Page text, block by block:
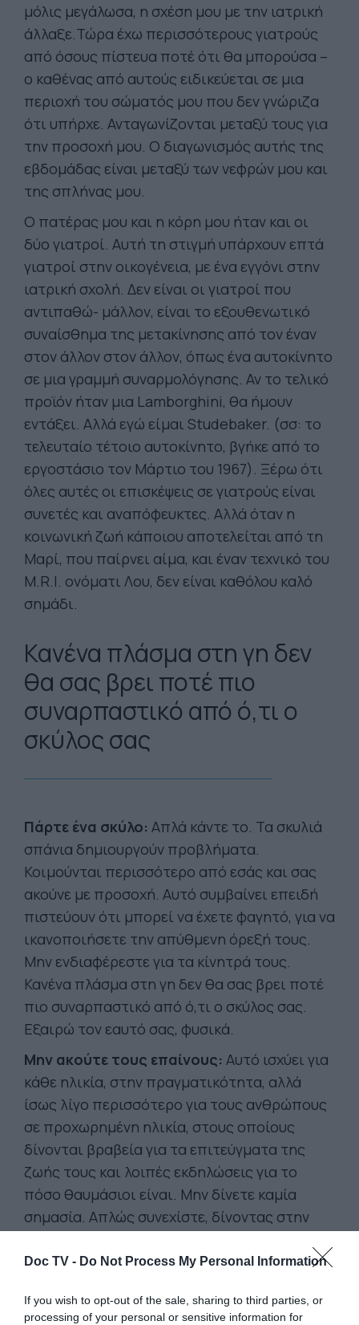
Doc TV - Do Not Process My Personal Information
If you wish to opt-out of the sale, sharing to third parties, or
processing of your personal or sensitive information for
μόλις μεγάλωσα, η σχέση μου με την ιατρική
άλλαξε.Τώρα έχω περισσότερους γιατρούς
από όσους πίστευα ποτέ ότι θα μπορούσα –
ο καθένας από αυτούς ειδικεύεται σε μια
περιοχή του σώματός μου που δεν γνώριζα
ότι υπήρχε. Ανταγωνίζονται μεταξύ τους για
την προσοχή μου. Ο διαγωνισμός αυτής της
εβδομάδας είναι μεταξύ των νεφρών μου και
της σπλήνας μου.
Ο πατέρας μου και η κόρη μου ήταν και οι
δύο γιατροί. Αυτή τη στιγμή υπάρχουν επτά
γιατροί στην οικογένεια, με ένα εγγόνι στην
ιατρική σχολή. Δεν είναι οι γιατροί που
αντιπαθώ- μάλλον, είναι το εξουθενωτικό
συναίσθημα της μετακίνησης από τον έναν
στον άλλον στον άλλον, όπως ένα αυτοκίνητο
σε μια γραμμή συναρμολόγησης. Αν το τελικό
προϊόν ήταν μια Lamborghini, θα ήμουν
εντάξει. Αλλά εγώ είμαι Studebaker. (σσ: το
τελευταίο τέτοιο αυτοκίνητο, βγήκε από το
εργοστάσιο τον Μάρτιο του 1967). Ξέρω ότι
όλες αυτές οι επισκέψεις σε γιατρούς είναι
συνετές και αναπόφευκτες. Αλλά όταν η
κοινωνική ζωή κάποιου αποτελείται από τη
Μαρί, που παίρνει αίμα, και έναν τεχνικό του
M.R.I. ονόματι Λου, δεν είναι καθόλου καλό
σημάδι.
Κανένα πλάσμα στη γη δεν
θα σας βρει ποτέ πιο
συναρπαστικό από ό,τι ο
σκύλος σας
Πάρτε ένα σκύλο: Απλά κάντε το. Τα σκυλιά
σπάνια δημιουργούν προβλήματα.
Κοιμούνται περισσότερο από εσάς και σας
ακούνε με προσοχή. Αυτό συμβαίνει επειδή
πιστεύουν ότι μπορεί να έχετε φαγητό, για να
ικανοποιήσετε την απύθμενη όρεξή τους.
Μην ενδιαφέρεστε για τα κίνητρά τους.
Κανένα πλάσμα στη γη δεν θα σας βρει ποτέ
πιο συναρπαστικό από ό,τι ο σκύλος σας.
Εξαιρώ τον εαυτό σας, φυσικά.
Μην ακούτε τους επαίνους: Αυτό ισχύει για
κάθε ηλικία, στην πραγματικότητα, αλλά
ίσως λίγο περισσότερο για τους ανθρώπους
σε προχωρημένη ηλικία, στους οποίους
δίνονται βραβεία για τα επιτεύγματα της
ζωής τους και λοιπές εκδηλώσεις για το
πόσο θαυμάσιοι είναι. Μην δίνετε καμία
σημασία. Απλώς συνεχίστε, δίνοντας στην
Ο Μπιλ Ράσελ, ο σπουδαίος σέντερ των
Σέλτικς Βοστώνης, ο οποίος υπήρξε αιτία για
πολλά από τα πρωταθλήματα των Σέλτικς